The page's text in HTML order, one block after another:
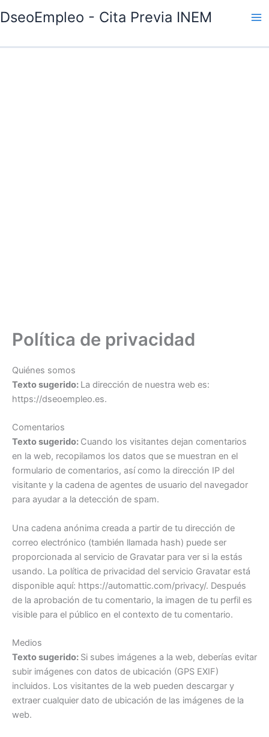
al
DseoEmpleo - Cita Previa INEM
Política de privacidad
Quiénes somos
Texto sugerido: La dirección de nuestra web es:
https://dseoempleo.es.
Comentarios
Texto sugerido: Cuando los visitantes dejan comentarios
en la web, recopilamos los datos que se muestran en el
formulario de comentarios, así como la dirección IP del
visitante y la cadena de agentes de usuario del navegador
para ayudar a la detección de spam.
Una cadena anónima creada a partir de tu dirección de
correo electrónico (también llamada hash) puede ser
proporcionada al servicio de Gravatar para ver si la estás
usando. La política de privacidad del servicio Gravatar está
disponible aquí: https://automattic.com/privacy/. Después
de la aprobación de tu comentario, la imagen de tu perfil es
visible para el público en el contexto de tu comentario.
Medios
Texto sugerido: Si subes imágenes a la web, deberías evitar
subir imágenes con datos de ubicación (GPS EXIF)
incluidos. Los visitantes de la web pueden descargar y
extraer cualquier dato de ubicación de las imágenes de la
web.